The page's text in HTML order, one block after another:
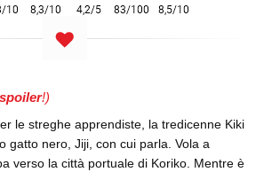
spoiler!)
le streghe apprendiste, la tredicenne Kiki
gatto nero, Jiji, con cui parla. Vola a
verso la città portuale di Koriko. Mentre è